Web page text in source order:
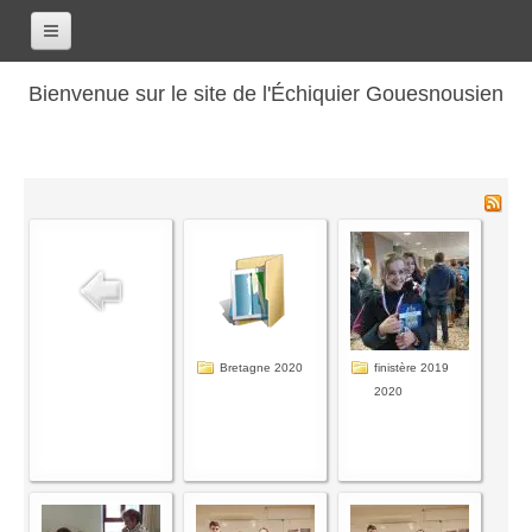
Bienvenue sur le site de l'Échiquier Gouesnousien
Les horaires
Saison 2017-2018
Saison 2016-2017
Bretagne 2020
finistère 2019
2020